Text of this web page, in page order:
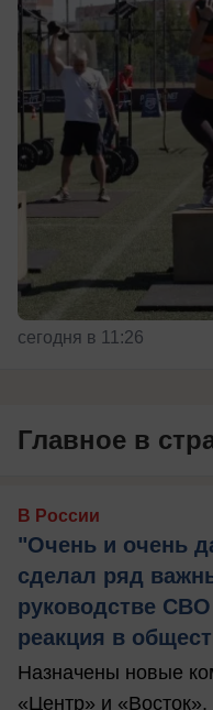
сегодня в 11:26
Главное в
В России
"Очень и очень
сделал ряд
руководстве
реакция в
Назначены новые
«Центр» и «Восток»,